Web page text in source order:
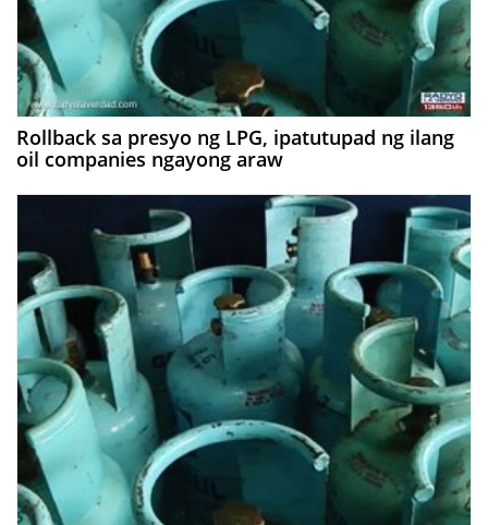
Rollback sa presyo ng LPG, ipatutupad ng ilang
oil companies ngayong araw